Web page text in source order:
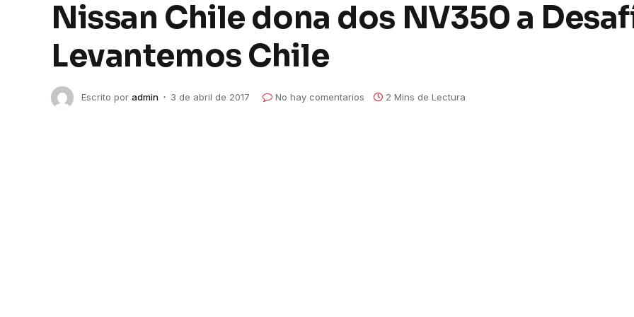
Nissan Chile dona dos NV350 a
Levantemos Chile
Escrito por admin 3 de abril de 2017 No hay comentarios 2 Mins de Lectura